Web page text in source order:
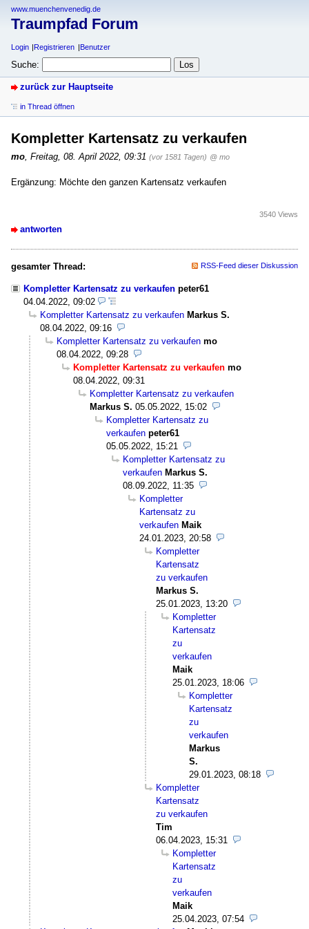
www.muenchenvenedig.de
Traumpfad Forum
Login Registrieren Benutzer
Suche:
zurück zur Hauptseite
in Thread öffnen
Kompletter Kartensatz zu verkaufen
mo Freitag, 08. April 2022, 09:31 (vor 1581 Tagen) @ mo
Ergänzung: Möchte den ganzen Kartensatz verkaufen
antworten
3540 Views
gesamter Thread: RSS-Feed dieser Diskussion
Kompletter Kartensatz zu verkaufen peter61
04.04.2022, 09:02
Kompletter Kartensatz zu verkaufen Markus S.
08.04.2022, 09:16
Kompletter Kartensatz zu verkaufen mo
08.04.2022, 09:28
Kompletter Kartensatz zu verkaufen mo
08.04.2022, 09:31
Kompletter Kartensatz zu verkaufen
Markus S. 05.05.2022, 15:02
Kompletter Kartensatz zu
verkaufen peter61
05.05.2022, 15:21
Kompletter Kartensatz zu
verkaufen Markus S.
08.09.2022, 11:35
Kompletter
Kartensatz zu
verkaufen Maik
24.01.2023, 20:58
Kompletter
Kartensatz
zu verkaufen
Markus S.
25.01.2023, 13:20
Kompletter
Kartensatz
zu
verkaufen
Maik
25.01.2023, 18:06
Kompletter
Kartensatz
zu
verkaufen
Markus
S.
29.01.2023, 08:18
Kompletter
Kartensatz
zu verkaufen
Tim
06.04.2023, 15:31
Kompletter
Kartensatz
zu
verkaufen
Maik
25.04.2023, 07:54